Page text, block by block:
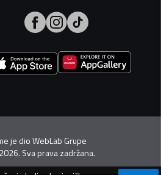
je dioWebLab Grupe
2026. Sva prava zadržana.